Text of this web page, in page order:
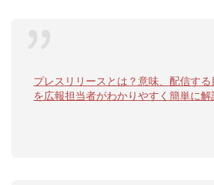
プレスリリースとは？意味、配信す
を広報担当者がわかりやすく簡単に解